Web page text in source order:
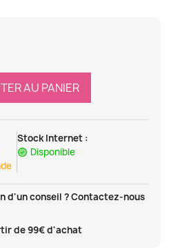
AU PANIER
Stock Internet :
Disponible
d'un conseil ? Contactez-nous
de 99€ d'achat